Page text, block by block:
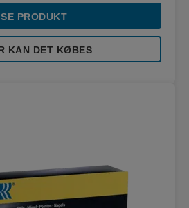
SE PRODUKT
KAN DET KØBES